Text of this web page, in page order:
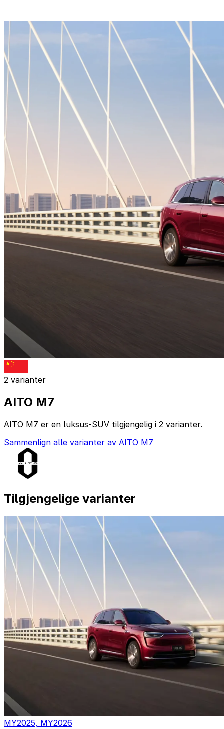
2 varianter
AITO M7
AITO M7 er en luksus-SUV tilgjengelig i 2 varianter.
Sammenlign alle varianter av AITO M7
Tilgjengelige varianter
MY2025, MY2026